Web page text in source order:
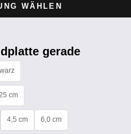
WÄHLEN
gerade
cm
4,5 cm 6,0 cm